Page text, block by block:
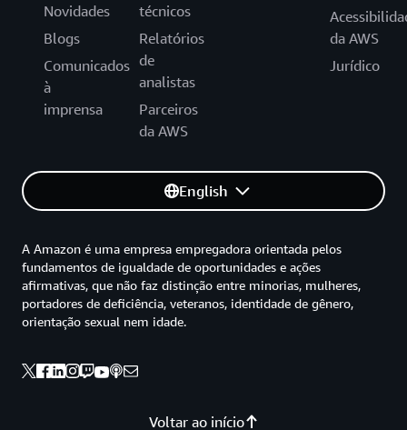
Novidades
Blogs
Comunicados
à
imprensa
técnicos
Relatórios
de
analistas
Parceiros
da AWS
da AWS
Jurídico
English
Voltar ao início
A Amazon é uma empresa empregadora orientada pelos
fundamentos de igualdade de oportunidades e ações
afirmativas, que não faz distinção entre minorias, mulheres,
portadores de deficiência, veteranos, identidade de gênero,
orientação sexual nem idade.